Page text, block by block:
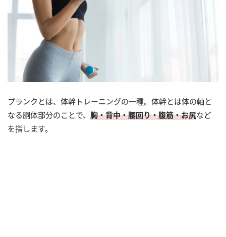
プランクとは、体幹トレーニングの一種。体幹とは体の軸と
なる胴体部分のことで、 胸・背中・腰回り・腹筋・お尻など
を指します。